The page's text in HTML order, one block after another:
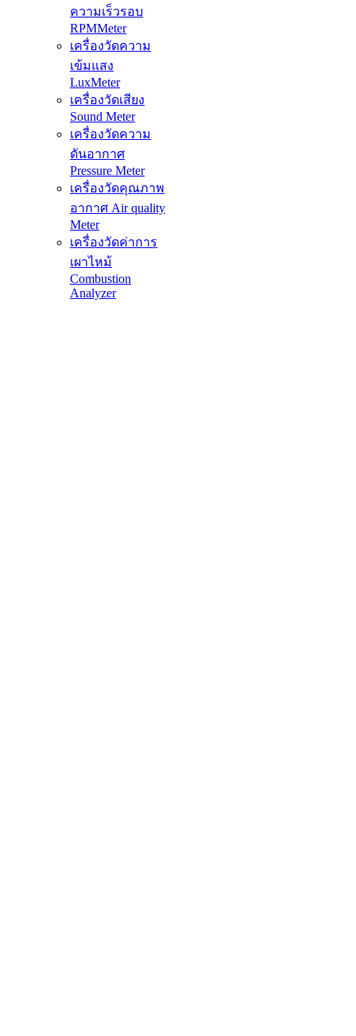
ความเร็วรอบ
RPMMeter
เครื่องวัดความ
เข้มแสง
LuxMeter
เครื่องวัดเสียง
Sound Meter
เครื่องวัดความ
ดันอากาศ
Pressure Meter
เครื่องวัดคุณภาพ
อากาศ Air quality
Meter
เครื่องวัดค่าการ
เผาไหม้
Combustion
Analyzer